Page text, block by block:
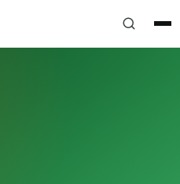
Municipal del